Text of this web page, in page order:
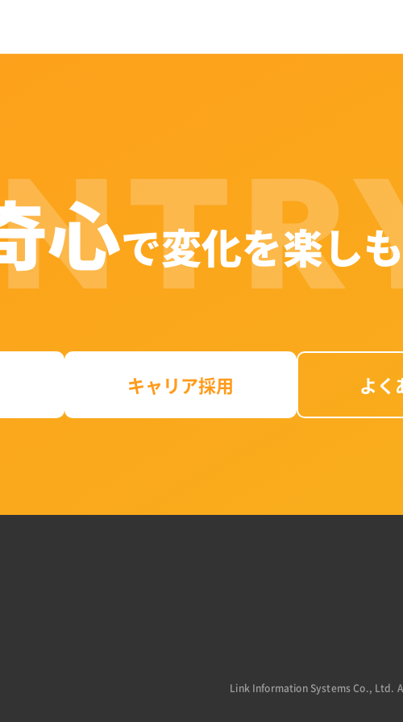
心で変化を楽し
キャリア採用 よく
Link Information Systems Co., Ltd.